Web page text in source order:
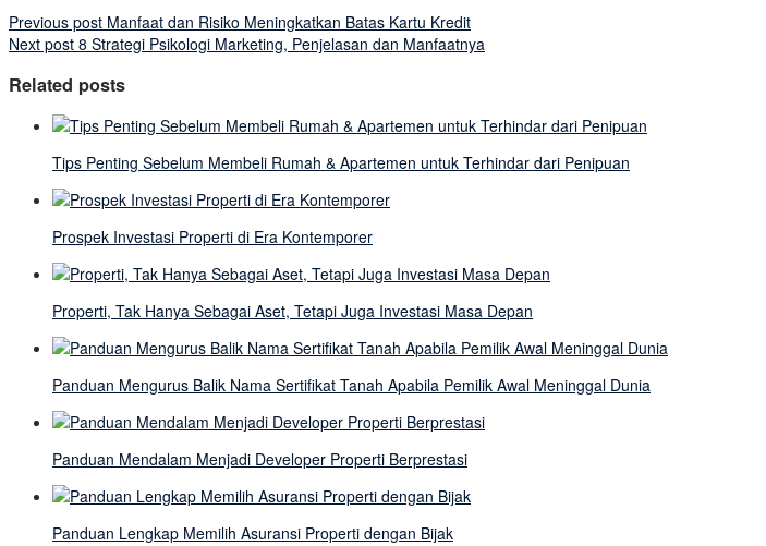
Previous post Manfaat dan Risiko Meningkatkan Batas Kartu Kredit
Next post 8 Strategi Psikologi Marketing, Penjelasan dan Manfaatnya
Related posts
Tips Penting Sebelum Membeli Rumah & Apartemen untuk Terhindar dari Penipuan
Prospek Investasi Properti di Era Kontemporer
Properti, Tak Hanya Sebagai Aset, Tetapi Juga Investasi Masa Depan
Panduan Mengurus Balik Nama Sertifikat Tanah Apabila Pemilik Awal Meninggal Dunia
Panduan Mendalam Menjadi Developer Properti Berprestasi
Panduan Lengkap Memilih Asuransi Properti dengan Bijak